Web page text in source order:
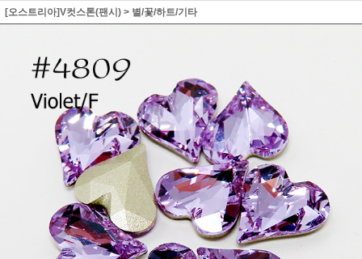
[오스트리아]V컷스톤(팬시) > 별/꽃/하트/기타